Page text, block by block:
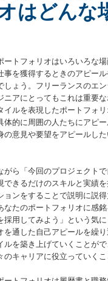
はどんな
ートフォリオはいろいろな
事を獲得するときのアピー
しょう。フリーランスのエ
ニアにとってもこれは重要
ルを表現したポートフォ
体的に周囲の人たちにアピ
の意見や要望をアピールし
ら「今回のプロジェクト
できるだけのスキルと実績
ンをすることで説明に説
たのポートフォリオに感
用してみよう」という気に
を通した自己アピールを繰
ルを築き上げていくことが
キャリアに役立っていくこ